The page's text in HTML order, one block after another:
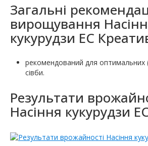
Загальні
вирощування
кукурудзи ЕС
рекомендований для оптимальних
сівби.
Результати
Насіння кукурудзи